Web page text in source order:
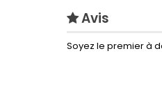
Avis
Soyez le premier à